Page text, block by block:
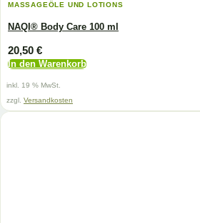
MASSAGEÖLE UND LOTIONS
NAQI® Body Care 100 ml
20,50 €
In den Warenkorb
inkl. 19 % MwSt.
zzgl. Versandkosten